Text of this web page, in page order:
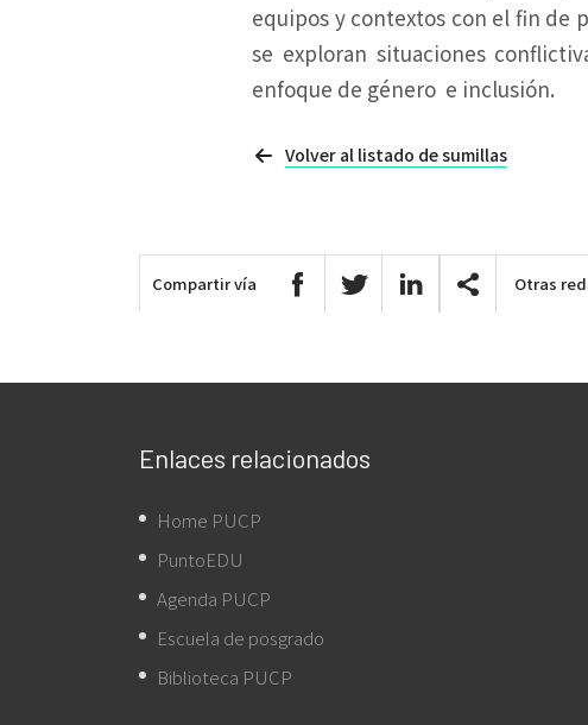
equipos y contextos con el fin de
se exploran situaciones
enfoque de género e inclusión.
Volver al listado de sumillas
Compartir vía Otras
Enlaces relacionados
Home PUCP
PuntoEDU
Agenda PUCP
Escuela de posgrado
Biblioteca PUCP